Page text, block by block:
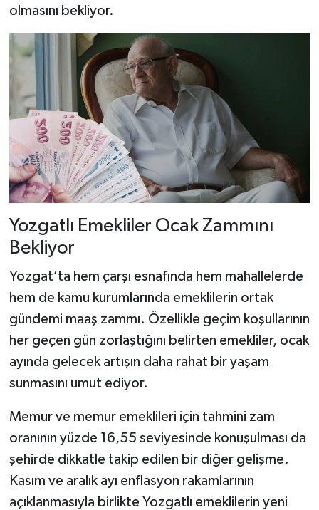
olmasını bekliyor.
Yozgatlı Emekliler Ocak Zammını
Bekliyor
Yozgat’ta hem çarşı esnafında hem mahallelerde
hem de kamu kurumlarında emeklilerin ortak
gündemi maaş zammı. Özellikle geçim koşullarının
her geçen gün zorlaştığını belirten emekliler, ocak
ayında gelecek artışın daha rahat bir yaşam
sunmasını umut ediyor.
Memur ve memur emeklileri için tahmini zam
oranının yüzde 16,55 seviyesinde konuşulması da
şehirde dikkatle takip edilen bir diğer gelişme.
Kasım ve aralık ayı enflasyon rakamlarının
açıklanmasıyla birlikte Yozgatlı emeklilerin yeni